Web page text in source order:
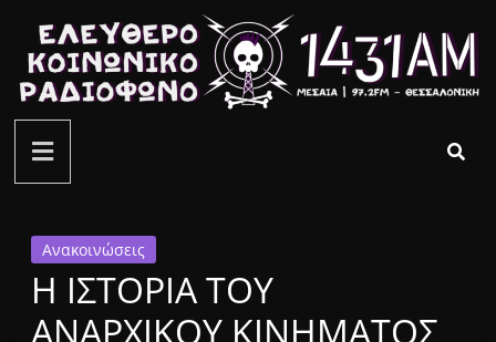
περιεχόμενο
ελεύθερο
κοινωνικό
ραδιόφωνο
1431AM
Ανακοινώσεις
Η ΙΣΤΟΡΙΑ ΤΟΥ
ΑΝΑΡΧΙΚΟΥ ΚΙΝΗΜΑΤΟΣ